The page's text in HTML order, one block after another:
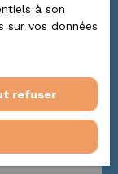
Nouveauté
à son
sur vos données
refuser